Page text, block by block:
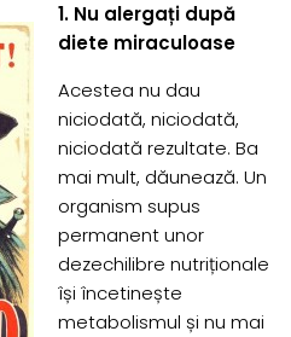
1. Nu alergați după
diete miraculoase
Acestea nu dau
niciodată, niciodată,
niciodată rezultate. Ba
mai mult, dăunează. Un
organism supus
permanent unor
dezechilibre nutriționale
își încetinește
metabolismul și nu mai